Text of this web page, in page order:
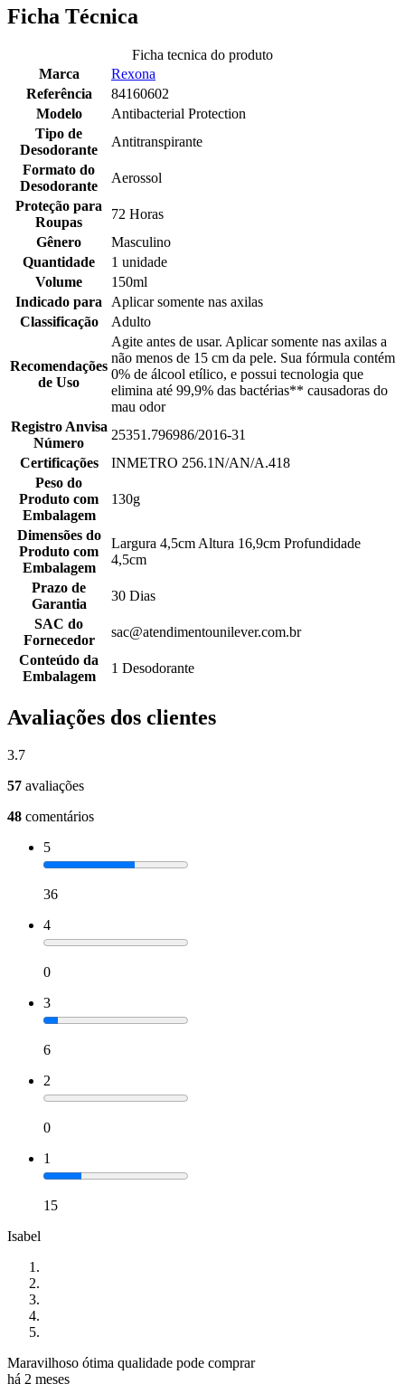
Ficha Técnica
Ficha tecnica do produto
Marca
Rexona
Referência
84160602
Modelo
Antibacterial Protection
Tipo de
Desodorante
Antitranspirante
Formato do
Desodorante
Aerossol
Proteção para
Roupas
72 Horas
Gênero
Masculino
Quantidade
1 unidade
Volume
150ml
Indicado para
Aplicar somente nas axilas
Classificação
Adulto
Recomendações
de Uso
Agite antes de usar. Aplicar somente nas axilas a
não menos de 15 cm da pele. Sua fórmula contém
0% de álcool etílico, e possui tecnologia que
elimina até 99,9% das bactérias** causadoras do
mau odor
Registro Anvisa
Número
25351.796986/2016-31
Certificações
INMETRO 256.1N/AN/A.418
Peso do
Produto com
Embalagem
130g
Dimensões do
Produto com
Embalagem
Largura 4,5cm Altura 16,9cm Profundidade
4,5cm
Prazo de
Garantia
30 Dias
SAC do
Fornecedor
sac@atendimentounilever.com.br
Conteúdo da
Embalagem
1 Desodorante
Avaliações dos clientes
3.7
57 avaliações
48 comentários
5
36
4
0
3
6
2
0
1
15
Isabel
Maravilhoso ótima qualidade pode comprar
há 2 meses